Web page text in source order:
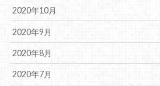
2020年10月
2020年9月
2020年8月
2020年7月